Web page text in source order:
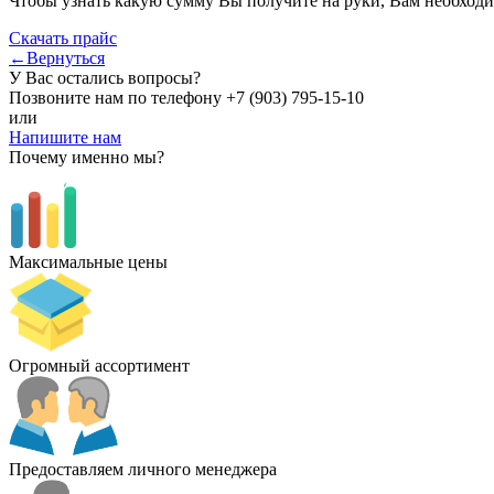
Скачать прайс
←Вернуться
У Вас остались вопросы?
Позвоните нам по телефону +7 (903) 795-15-10
или
Напишите нам
Почему именно мы?
Максимальные цены
Огромный ассортимент
Предоставляем личного менеджера